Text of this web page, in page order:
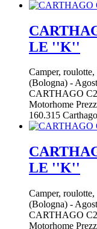
LE ''K''
Camper, roulotte,
(Bologna) -
CARTHAGO
Motorhome
160.315
LE ''K''
Camper, roulotte,
(Bologna) -
CARTHAGO
Motorhome